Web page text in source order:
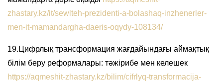
zhastary.kz/it/sewlteh-prezidenti-a-bolashaq-inzhenerler-
men-it-mamandargha-daeris-oqydy-108134/
19.Цифрлық трансформация жағдайындағы аймақтық
білім беру реформалары: тәжірибе мен келешек
https://aqmeshit-zhastary.kz/bilim/cifrlyq-transformacija-